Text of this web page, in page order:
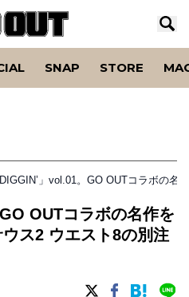
SNAP STORE
DIGGIN’」vol.01。GO OUTコラボの
OUTコラボの名作を
ス2 ウエスト8の別注